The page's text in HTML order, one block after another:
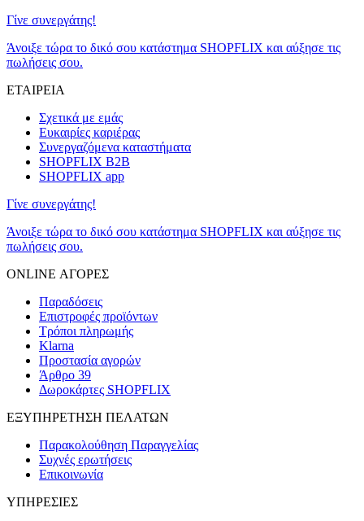
Γίνε συνεργάτης!
Άνοιξε τώρα το δικό σου κατάστημα SHOPFLIX και αύξησε τις
πωλήσεις σου.
ΕΤΑΙΡΕΙΑ
Σχετικά με εμάς
Ευκαιρίες καριέρας
Συνεργαζόμενα καταστήματα
SHOPFLIX B2B
SHOPFLIX app
Γίνε συνεργάτης!
Άνοιξε τώρα το δικό σου κατάστημα SHOPFLIX και αύξησε τις
πωλήσεις σου.
ONLINE ΑΓΟΡΕΣ
Παραδόσεις
Επιστροφές προϊόντων
Τρόποι πληρωμής
Klarna
Προστασία αγορών
Άρθρο 39
Δωροκάρτες SHOPFLIX
ΕΞΥΠΗΡΕΤΗΣΗ ΠΕΛΑΤΩΝ
Παρακολούθηση Παραγγελίας
Συχνές ερωτήσεις
Επικοινωνία
ΥΠΗΡΕΣΙΕΣ